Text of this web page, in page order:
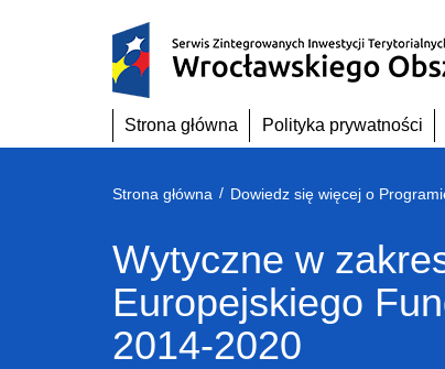
Strona główna Polityka prywatności
Strona główna / Dowiedz się więcej o
Wytyczne w
Europejskiego
2014-2020